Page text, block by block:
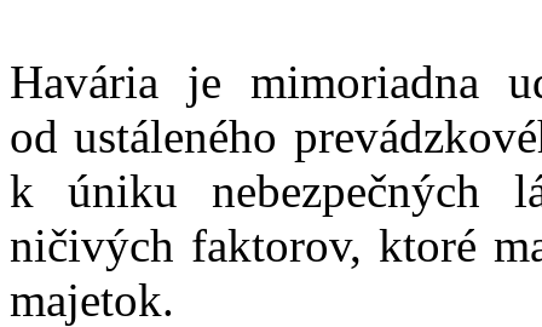
Havária je mimoriadna
od ustáleného
k úniku nebezpečných
ničivých faktorov, ktoré
majetok.